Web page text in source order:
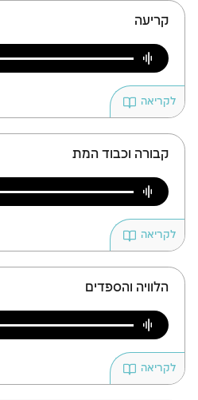
קריעה
לקריאה
קבורה וכבוד המת
לקריאה
הלוויה והספדים
לקריאה